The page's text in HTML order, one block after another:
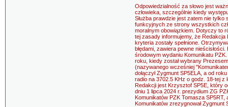
Odpowiedzialność za słowo jest
człowieka, szczególnie kiedy
Służba prawdzie jest zatem nie tylko
funkcyjnych ze strony wszystkich
moralnym obowiązkiem. Dotyczy to
tej zasady informujemy, że Redakcja
kryteria zostały spełnione.
błędami, zawiera pewne
środowym wydaniu Komunikatu
roku, kiedy został wybrany
(nazywanego wcześniej
dołączył Zygmunt SP5ELA, a od
radio na 3702.5 KHz o godz. 18-tej z
Redakcji jest Krzysztof SP5E, który
dniu 1 lipca 2024 r. prezydium ZG
Komunikatów PZK Tomasza SP5RT,
Komunikatów zrezygnował Zygmunt